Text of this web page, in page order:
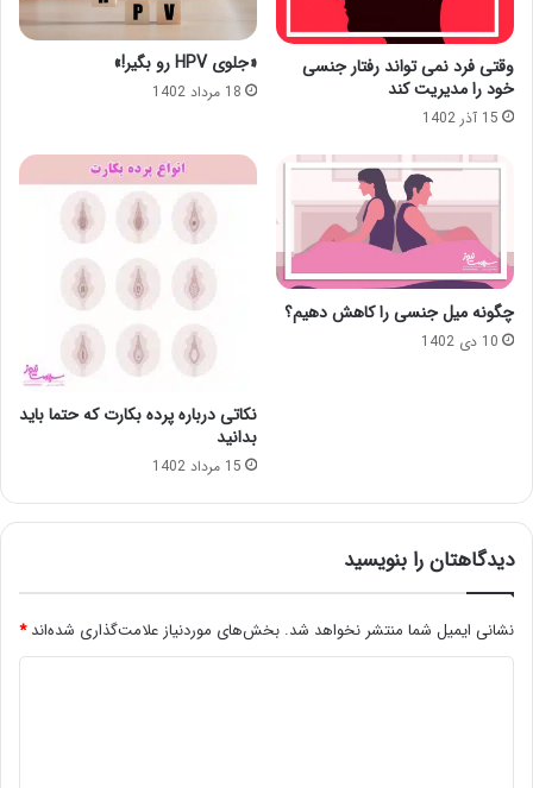
وقتی فرد نمی تواند رفتار جنسی
خود را مدیریت کند
15 آذر 1402
«جلوی HPV رو بگیر!»
18 مرداد 1402
چگونه میل جنسی را کاهش دهیم؟
10 دی 1402
نکاتی درباره پرده بکارت که حتما باید
بدانید
15 مرداد 1402
دیدگاهتان را بنویسید
نشانی ایمیل شما منتشر نخواهد شد. بخش‌های موردنیاز علامت‌گذاری شده‌اند*